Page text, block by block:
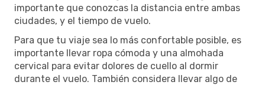
importante que conozcas la distancia entre ambas
ciudades, y el tiempo de vuelo.
Para que tu viaje sea lo más confortable posible, es
importante llevar ropa cómoda y una almohada
cervical para evitar dolores de cuello al dormir
durante el vuelo. También considera llevar algo de